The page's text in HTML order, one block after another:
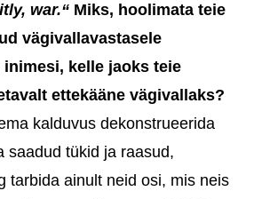
war.“ Miks, hoolimata teie
vägivallavastasele
kelle jaoks teie
ettekääne vägivallaks?
kalduvus dekonstrueerida
saadud tükid ja raasud,
tarbida ainult neid osi, mis neis